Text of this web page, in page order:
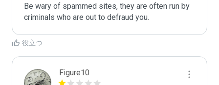
Be wary of spammed sites, they are often run by
criminals who are out to defraud you.
役立つ
Figure10